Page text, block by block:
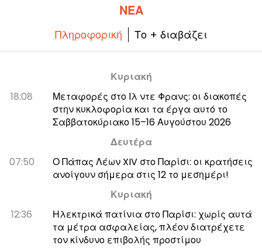
οικογενειακό ταξίδι για ψώνια!
ΝΈΑ
Πληροφορική Το + διαβάζει
Κυριακή
18:08
Μεταφορές στο Ιλ ντε Φρανς: οι διακοπές
στην κυκλοφορία και τα έργα αυτό το
Σαββατοκύριακο 15–16 Αυγούστου 2026
Δευτέρα
07:50
Ο Πάπας Λέων XIV στο Παρίσι: οι κρατήσεις
ανοίγουν σήμερα στις 12 το μεσημέρι!
Κυριακή
12:36
Ηλεκτρικά πατίνια στο Παρίσι: χωρίς αυτά
τα μέτρα ασφαλείας, πλέον διατρέχετε
τον κίνδυνο επιβολής προστίμου